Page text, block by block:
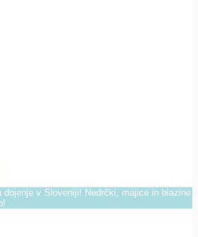
dojenje v Sloveniji! Nedrčki, majice in blazine